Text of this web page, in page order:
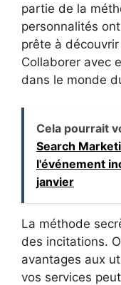
partie de la
personnalités
prête à
Collaborer avec
dans le monde
Cela pourrait
Search
l'événement
janvier
La méthode
des incitations.
avantages aux
vos services